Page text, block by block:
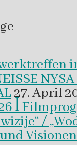
27. April
ꟾ
/